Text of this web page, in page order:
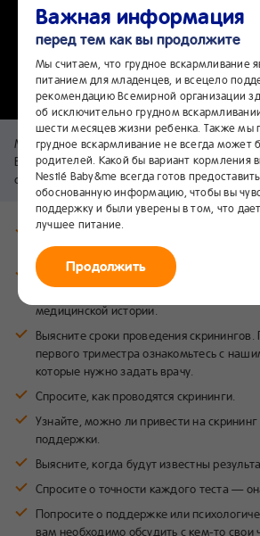
Какие вопросы нужно
во время
Медицинские обследования ребенка
Вот некоторые вопросы, которые вы можете
об этих обследованиях.
Узнайте о плановых скринингах — для
исследуют.
Спросите о других обследованиях,
целесообразны с учетом вашего
медицинской истории.
Выясните сроки проведения
первого триместра ознакомьтесь с
которые нужно задать врачу.
Спросите, как проводятся скрининги.
Узнайте, можно ли привести на
поддержки.
Выясните, когда будут известны
Спросите о точности каждого теста —
Попросите о поддержке или
вам необходимо обсудить с кем-то свои
Важная информация
перед тем как вы продолжите
Мы считаем, что грудное вскармливание
питанием для младенцев, и всецело
рекомендацию Всемирной организации
об исключительно грудном
шести месяцев жизни ребенка. Также мы
грудное вскармливание не всегда может
родителей. Какой бы вариант кормления
Nestlé Baby&me всегда готов
обоснованную информацию, чтобы вы
поддержку и были уверены в том, что
лучшее питание.
Продолжить